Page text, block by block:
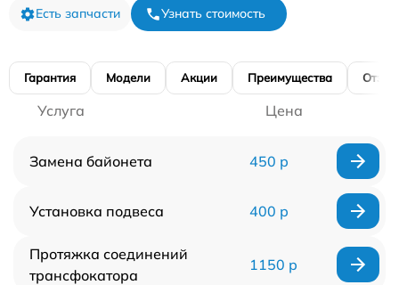
Есть запчасти Узнать стоимость
Гарантия Модели Акции Преимущества
Услуга Цена
Замена байонета 450 р
Установка подвеса 400 р
Протяжка соединений
трансфокатора
1150 р